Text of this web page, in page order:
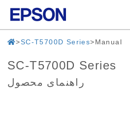
SC-T5700D Series Manual
SC-T5700D Series
راهنمای محصول